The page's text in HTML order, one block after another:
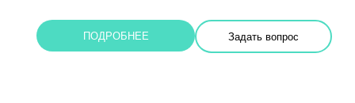
ПОДРОБНЕЕ Задать вопрос